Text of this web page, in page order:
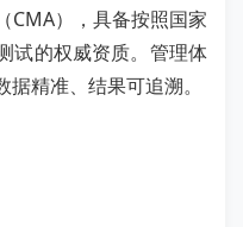
CMA），具备按照国家
试的权威资质。管理体
精准、结果可追溯。